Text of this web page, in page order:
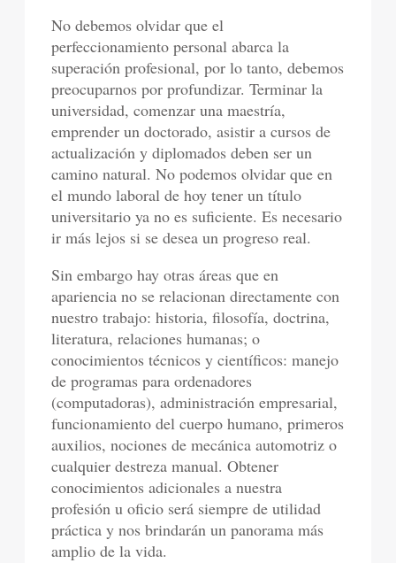
No debemos olvidar que el
perfeccionamiento personal abarca la
superación profesional, por lo tanto, debemos
preocuparnos por profundizar. Terminar la
universidad, comenzar una maestría,
emprender un doctorado, asistir a cursos de
actualización y diplomados deben ser un
camino natural. No podemos olvidar que en
el mundo laboral de hoy tener un título
universitario ya no es suficiente. Es necesario
ir más lejos si se desea un progreso real.
Sin embargo hay otras áreas que en
apariencia no se relacionan directamente con
nuestro trabajo: historia, filosofía, doctrina,
literatura, relaciones humanas; o
conocimientos técnicos y científicos: manejo
de programas para ordenadores
(computadoras), administración empresarial,
funcionamiento del cuerpo humano, primeros
auxilios, nociones de mecánica automotriz o
cualquier destreza manual. Obtener
conocimientos adicionales a nuestra
profesión u oficio será siempre de utilidad
práctica y nos brindarán un panorama más
amplio de la vida.